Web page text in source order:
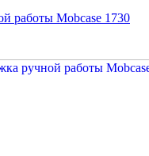
работы Mobcase 1730